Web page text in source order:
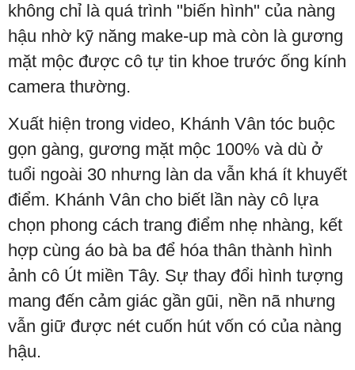
không chỉ là quá trình "biến hình" của nàng
hậu nhờ kỹ năng make-up mà còn là gương
mặt mộc được cô tự tin khoe trước ống kính
camera thường.
Xuất hiện trong video, Khánh Vân tóc buộc
gọn gàng, gương mặt mộc 100% và dù ở
tuổi ngoài 30 nhưng làn da vẫn khá ít khuyết
điểm. Khánh Vân cho biết lần này cô lựa
chọn phong cách trang điểm nhẹ nhàng, kết
hợp cùng áo bà ba để hóa thân thành hình
ảnh cô Út miền Tây. Sự thay đổi hình tượng
mang đến cảm giác gần gũi, nền nã nhưng
vẫn giữ được nét cuốn hút vốn có của nàng
hậu.